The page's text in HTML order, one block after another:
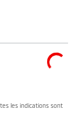
les indications sont